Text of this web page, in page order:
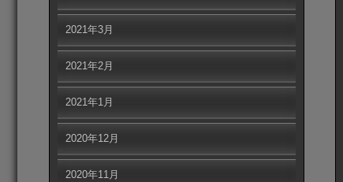
2021年3月
2021年2月
2021年1月
2020年12月
2020年11月